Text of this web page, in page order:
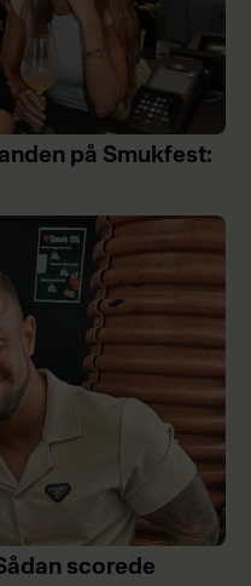
på Smukfest:
scorede